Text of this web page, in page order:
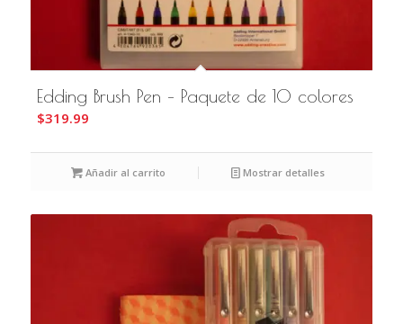
Edding Brush Pen – Paquete de 10 colores
$319.99
Añadir al carrito Mostrar detalles